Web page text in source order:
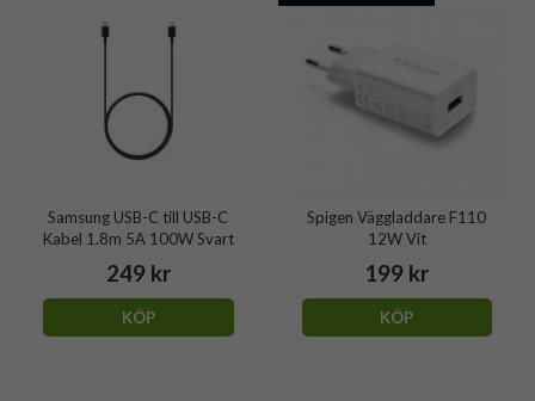
Samsung USB-C till USB-C
Kabel 1.8m 5A 100W Svart
249 kr
KÖP
Spigen Väggladdare F110
12W Vit
199 kr
KÖP